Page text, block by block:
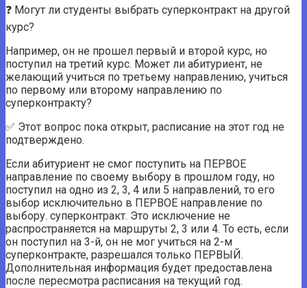
❓ Могут ли студенты выбрать суперконтракт на другой
курс?
Например, он не прошел первый и второй курс, но
поступил на третий курс. Может ли абитуриент, не
желающий учиться по третьему направлению, учиться
по первому или второму направлению по
суперконтракту?
✅ Этот вопрос пока открыт, расписание на этот год не
подтверждено.
Если абитуриент не смог поступить на ПЕРВОЕ
направление по своему выбору в прошлом году, но
поступил на одно из 2, 3, 4 или 5 направлений, то его
выбор исключительно в ПЕРВОЕ направление по
выбору. суперконтракт. Это исключение не
распространяется на маршруты 2, 3 или 4. То есть, если
он поступил на 3-й, он не мог учиться на 2-м
суперконтракте, разрешался только ПЕРВЫЙ.
Дополнительная информация будет предоставлена ​​
после пересмотра расписания на текущий год.